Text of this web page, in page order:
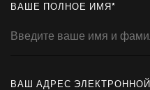
ВАШЕ ПОЛНОЕ ИМЯ*
ВАШ АДРЕС